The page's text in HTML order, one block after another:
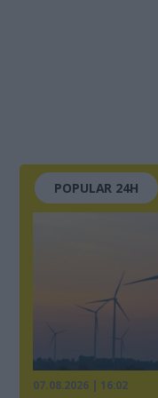
POPULAR 24H
07.08.2026 | 16:02